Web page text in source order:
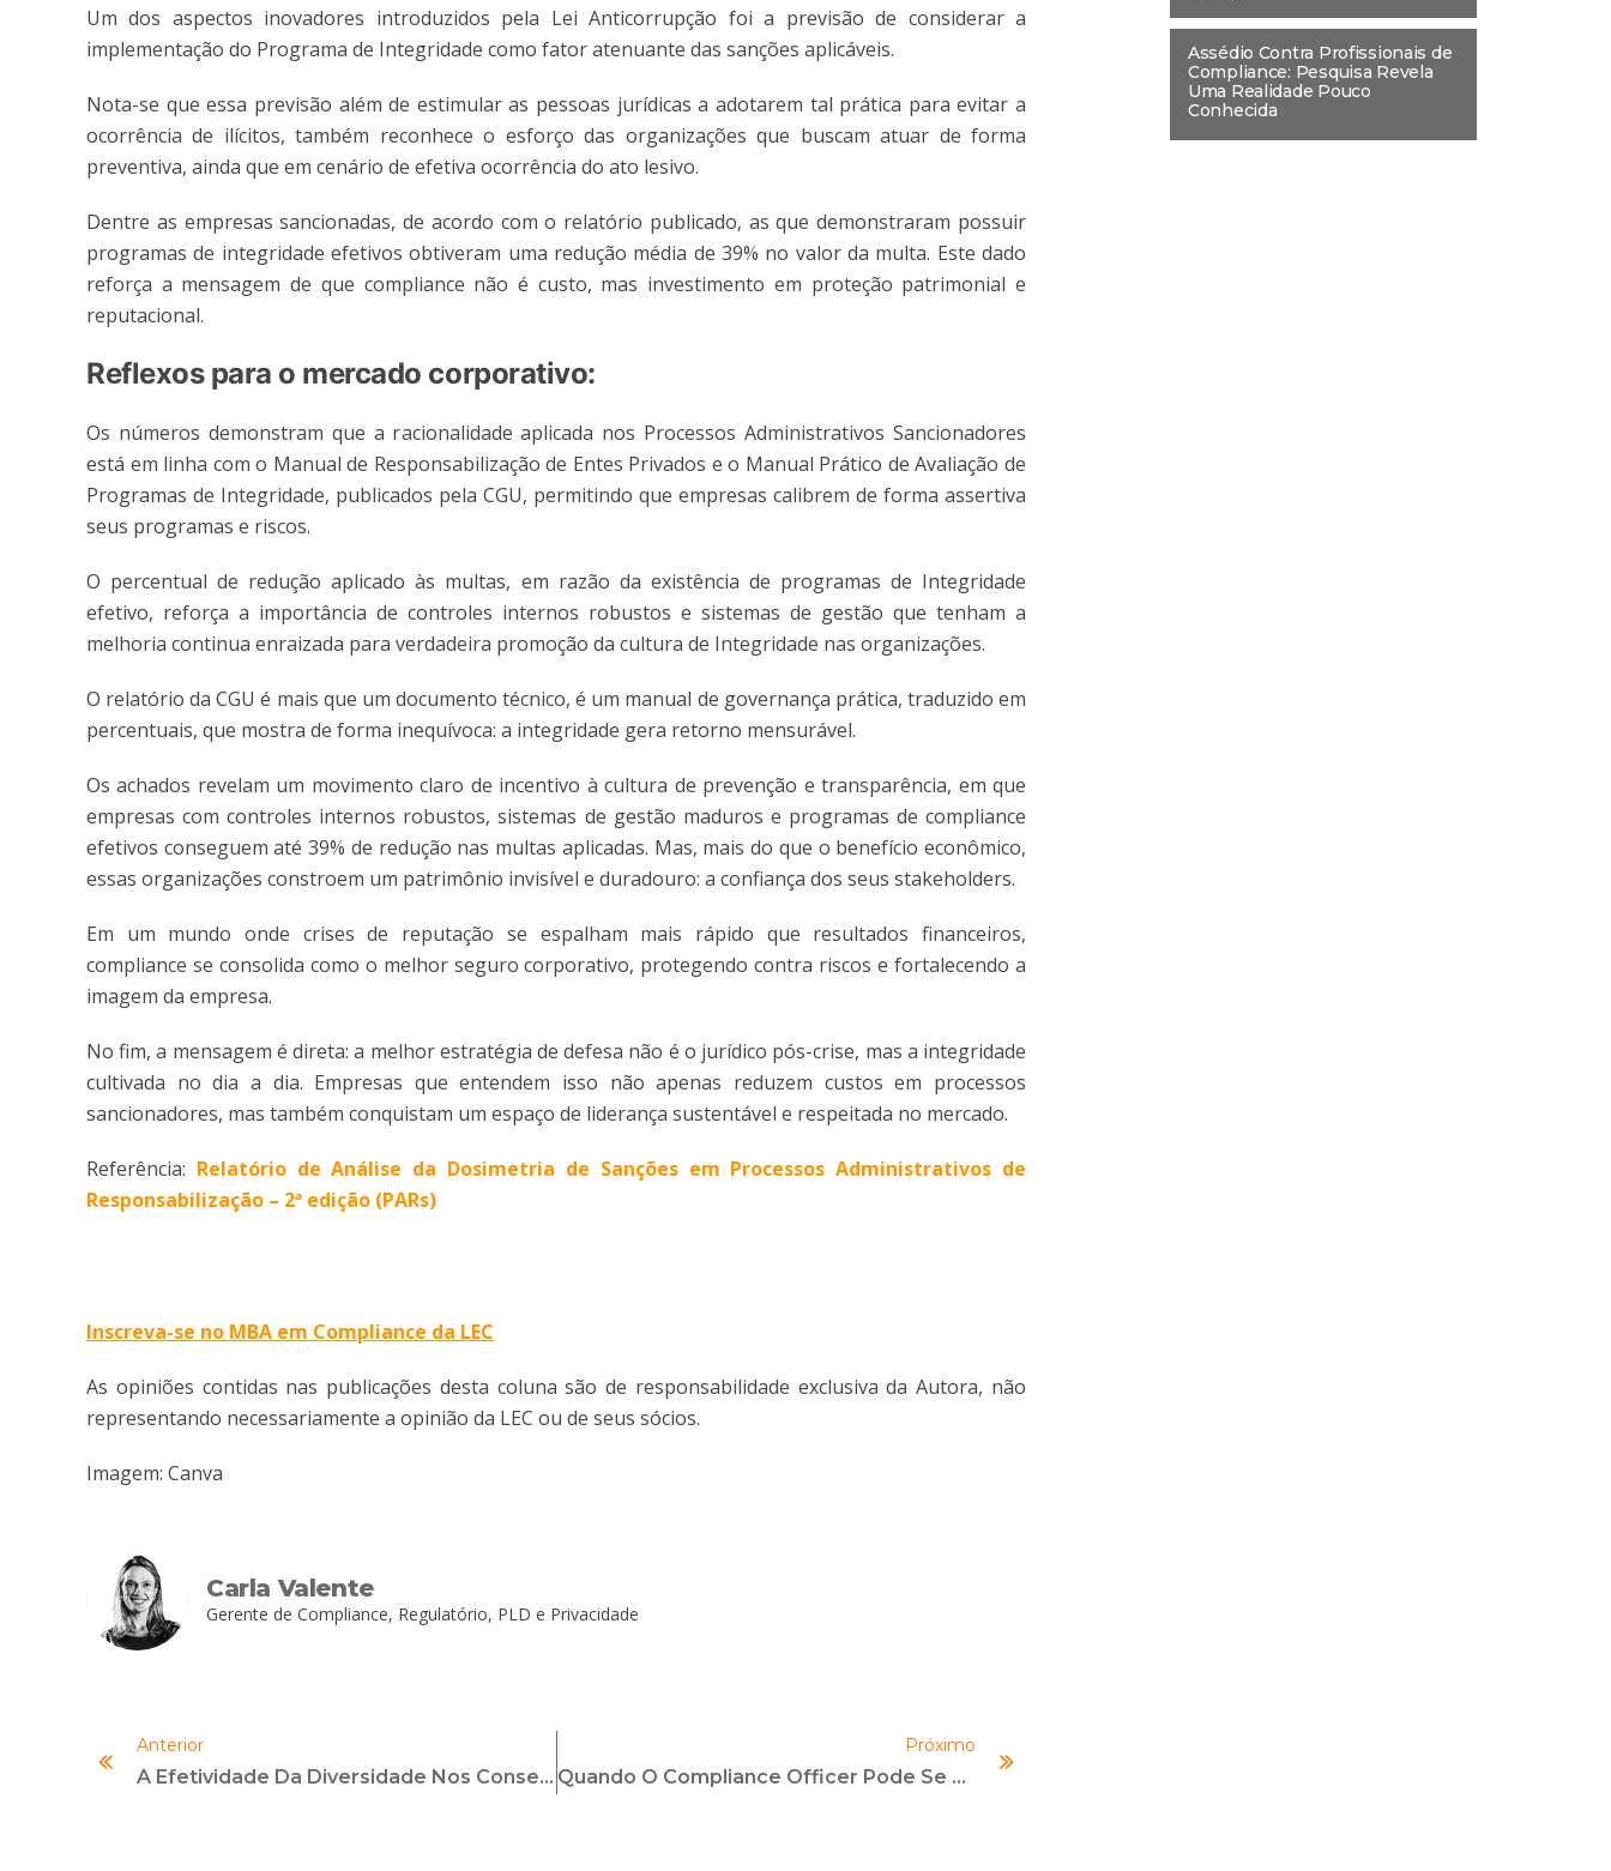
Um dos aspectos inovadores introduzidos pela Lei Anticorrupção foi a previsão de considerar a
implementação do Programa de Integridade como fator atenuante das sanções aplicáveis.
Nota-se que essa previsão além de estimular as pessoas jurídicas a adotarem tal prática para evitar a
ocorrência de ilícitos, também reconhece o esforço das organizações que buscam atuar de forma
preventiva, ainda que em cenário de efetiva ocorrência do ato lesivo.
Dentre as empresas sancionadas, de acordo com o relatório publicado, as que demonstraram possuir
programas de integridade efetivos obtiveram uma redução média de 39% no valor da multa. Este dado
reforça a mensagem de que compliance não é custo, mas investimento em proteção patrimonial e
reputacional.
Reflexos para o mercado corporativo:
Os números demonstram que a racionalidade aplicada nos Processos Administrativos Sancionadores
está em linha com o Manual de Responsabilização de Entes Privados e o Manual Prático de Avaliação de
Programas de Integridade, publicados pela CGU, permitindo que empresas calibrem de forma assertiva
seus programas e riscos.
O percentual de redução aplicado às multas, em razão da existência de programas de Integridade
efetivo, reforça a importância de controles internos robustos e sistemas de gestão que tenham a
melhoria continua enraizada para verdadeira promoção da cultura de Integridade nas organizações.
O relatório da CGU é mais que um documento técnico, é um manual de governança prática, traduzido em
percentuais, que mostra de forma inequívoca: a integridade gera retorno mensurável.
Os achados revelam um movimento claro de incentivo à cultura de prevenção e transparência, em que
empresas com controles internos robustos, sistemas de gestão maduros e programas de compliance
efetivos conseguem até 39% de redução nas multas aplicadas. Mas, mais do que o benefício econômico,
essas organizações constroem um patrimônio invisível e duradouro: a confiança dos seus stakeholders.
Em um mundo onde crises de reputação se espalham mais rápido que resultados financeiros,
compliance se consolida como o melhor seguro corporativo, protegendo contra riscos e fortalecendo a
imagem da empresa.
No fim, a mensagem é direta: a melhor estratégia de defesa não é o jurídico pós-crise, mas a integridade
cultivada no dia a dia. Empresas que entendem isso não apenas reduzem custos em processos
sancionadores, mas também conquistam um espaço de liderança sustentável e respeitada no mercado.
Referência: Relatório de Análise da Dosimetria de Sanções em Processos Administrativos de
Responsabilização – 2ª edição (PARs)
Inscreva-se no MBA em Compliance da LEC
As opiniões contidas nas publicações desta coluna são de responsabilidade exclusiva da Autora, não
representando necessariamente a opinião da LEC ou de seus sócios.
Imagem: Canva
Carla Valente
Gerente de Compliance, Regulatório, PLD e Privacidade
Anterior
A Efetividade Da Diversidade Nos Conselhos E Nas Diretorias Das Organizações
Próximo
Quando O Compliance Officer Pode Se Dar Mal?
Assédio Contra Profissionais de
Compliance: Pesquisa Revela
Uma Realidade Pouco
Conhecida